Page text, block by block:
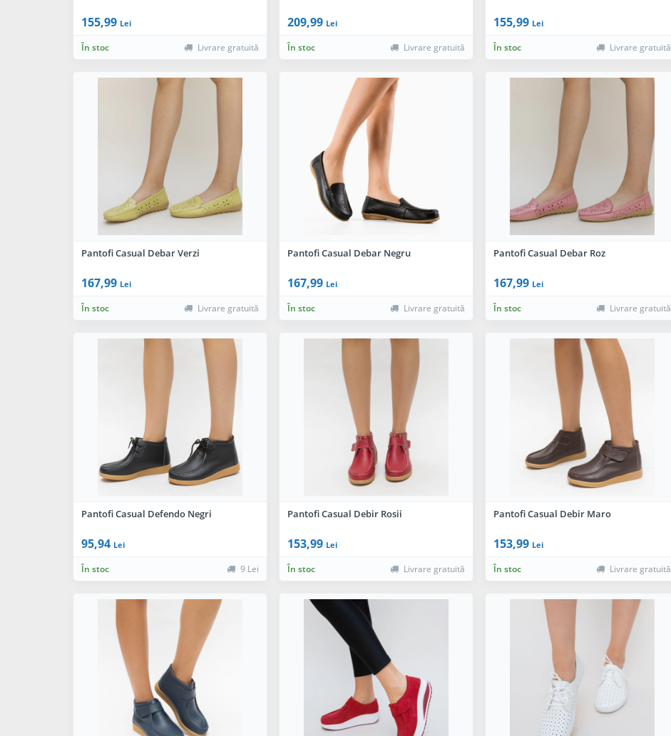
155,99 Lei
În stoc Livrare gratuită
209,99 Lei
În stoc Livrare gratuită
155,99 Lei
În stoc Livrare gratuită
Pantofi Casual Debar Verzi
167,99 Lei
În stoc Livrare gratuită
Pantofi Casual Debar Negru
167,99 Lei
În stoc Livrare gratuită
Pantofi Casual Debar Roz
167,99 Lei
În stoc Livrare gratuită
Pantofi Casual Defendo Negri
95,94 Lei
În stoc 9 Lei
Pantofi Casual Debir Rosii
153,99 Lei
În stoc Livrare gratuită
Pantofi Casual Debir Maro
153,99 Lei
În stoc Livrare gratuită